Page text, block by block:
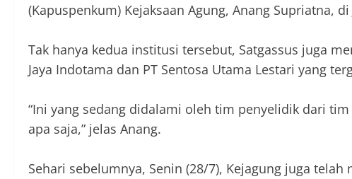
(Kapuspenkum) Kejaksaan Agung, Anang Supriatna, di
Tak hanya kedua institusi tersebut, Satgassus juga
Jaya Indotama dan PT Sentosa Utama Lestari yang
“Ini yang sedang didalami oleh tim penyelidik dari
apa saja,” jelas Anang.
Sehari sebelumnya, Senin (28/7), Kejagung juga